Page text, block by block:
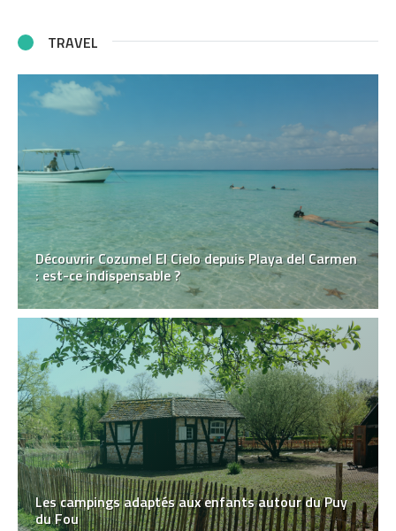
TRAVEL
Découvrir Cozumel El Cielo depuis Playa del Carmen
: est-ce indispensable ?
Les campings adaptés aux enfants autour du Puy
du Fou